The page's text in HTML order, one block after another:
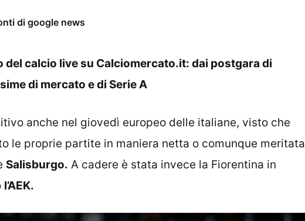
di google news
del calcio live su Calciomercato.it: dai postgara di
di mercato e di Serie A
anche nel giovedì europeo delle italiane, visto che
le proprie partite in maniera netta o comunque meritata
Salisburgo. A cadere è stata invece la Fiorentina in
l’AEK.